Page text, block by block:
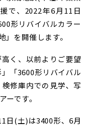
で、2022年6月11日
形リバイバルカラー
を開催します。
く、以前よりご要望
「3600形リバイバル
修庫内での見学、写
です。
日(土)は3400形、6月